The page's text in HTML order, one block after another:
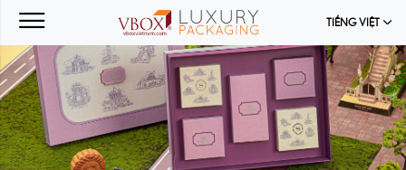
TIẾNG VIỆT